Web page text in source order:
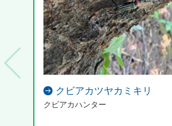
クビアカツヤカミキリ
クビアカハンター